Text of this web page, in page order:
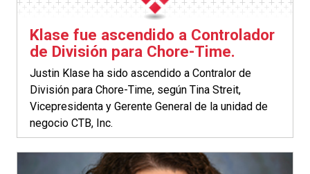
Klase fue ascendido a Controlador
de División para Chore-Time.
Justin Klase ha sido ascendido a Contralor de
División para Chore-Time, según Tina Streit,
Vicepresidenta y Gerente General de la unidad de
negocio CTB, Inc.